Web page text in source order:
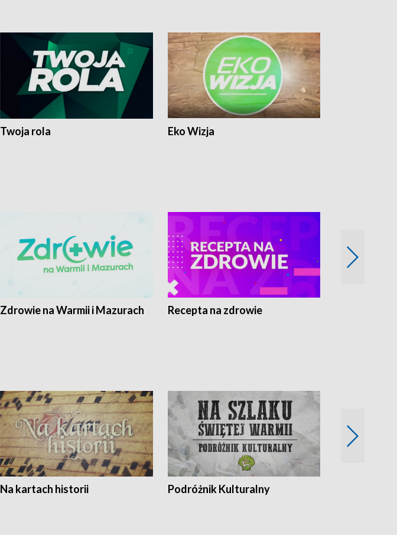
Twoja rola Eko Wizja
Zdrowie na Warmii i Mazurach Recepta na zdrowie
Na kartach historii Podróżnik Kulturalny